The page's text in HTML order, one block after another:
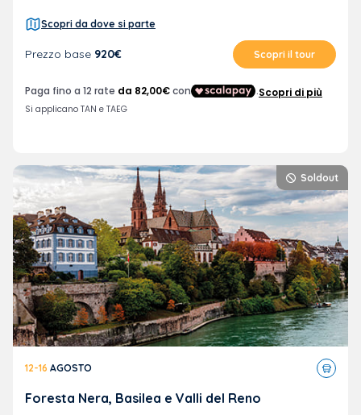
Scopri da dove si parte
Prezzo base 920€ Scopri il tour
Soldout
12-16 AGOSTO
Tour
in
Foresta Nera, Basilea e Valli del Reno